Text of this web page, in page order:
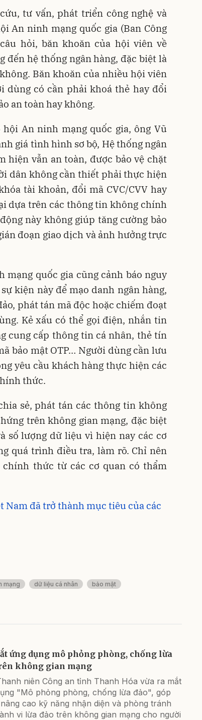
tư vấn, phát triển công nghệ và
An ninh mạng quốc gia (Ban Công
hỏi, băn khoăn của hội viên về
đến hệ thống ngân hàng, đặc biệt là
Băn khoăn của nhiều hội viên
dùng có cần phải khoá thẻ hay đổi
an toàn hay không.
An ninh mạng quốc gia, ông Vũ
giá tình hình sơ bộ, Hệ thống ngân
hiện vẫn an toàn, được bảo vệ chặt
dân không cần thiết phải thực hiện
tài khoản, đổi mã CVC/CVV hay
dựa trên các thông tin không chính
này không giúp tăng cường bảo
đoạn giao dịch và ảnh hưởng trực
mạng quốc gia cũng cảnh báo nguy
kiện này để mạo danh ngân hàng,
phát tán mã độc hoặc chiếm đoạt
Kẻ xấu có thể gọi điện, nhắn tin
cung cấp thông tin cá nhân, thẻ tín
bảo mật OTP… Người dùng cần lưu
yêu cầu khách hàng thực hiện các
thức.
sẻ, phát tán các thông tin không
trên không gian mạng, đặc biệt
số lượng dữ liệu vì hiện nay các cơ
quá trình điều tra, làm rõ. Chỉ nên
thức từ các cơ quan có thẩm
Nam đã trở thành mục tiêu của các
mạng dữ liệu cá nhân
bảo mật
ứng dụng mô phỏng phòng, chống lừa
không gian mạng
niên Công an tỉnh Thanh Hóa vừa ra mắt
"Mô phỏng phòng, chống lừa đảo", góp
cao kỹ năng nhận diện và phòng tránh
vi lừa đảo trên không gian mạng cho người